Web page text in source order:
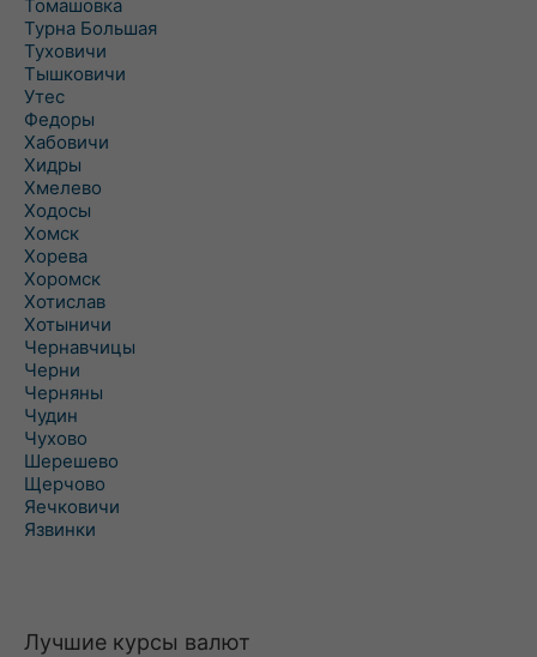
Томашовка
Турна Большая
Туховичи
Тышковичи
Утес
Федоры
Хабовичи
Хидры
Хмелево
Ходосы
Хомск
Хорева
Хоромск
Хотислав
Хотыничи
Чернавчицы
Черни
Черняны
Чудин
Чухово
Шерешево
Щерчово
Яечковичи
Язвинки
Лучшие курсы валют